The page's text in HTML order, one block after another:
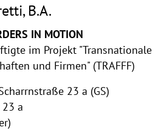
B.A.
IN MOTION
im Projekt "Transnationale
und Firmen" (TRAFFF)
23 a (GS)
a